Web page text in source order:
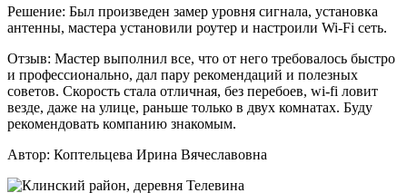
Решение: Был произведен замер уровня сигнала, установка
антенны, мастера установили роутер и настроили Wi-Fi сеть.
Отзыв: Мастер выполнил все, что от него требовалось быстро
и профессионально, дал пару рекомендаций и полезных
советов. Скорость стала отличная, без перебоев, wi-fi ловит
везде, даже на улице, раньше только в двух комнатах. Буду
рекомендовать компанию знакомым.
Автор: Коптельцева Ирина Вячеславовна